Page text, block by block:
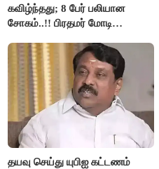
கவிழ்ந்தது; 8 பேர் பலியான
சோகம்..!! பிரதமர் மோடி
தயவு செய்து யுபிஐ கட்டணம்